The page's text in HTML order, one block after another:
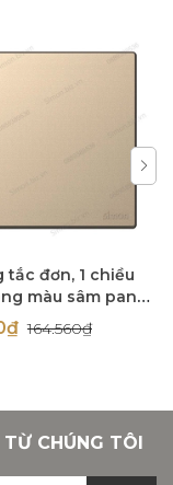
tắc đơn, 1 chiều
màu sâm panh
cao cấp
581011-46
164.560₫
CHÚNG TÔI